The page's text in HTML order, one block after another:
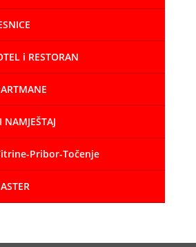
i RESTORAN
NAMJEŠTAJ
Pribor-Točenje